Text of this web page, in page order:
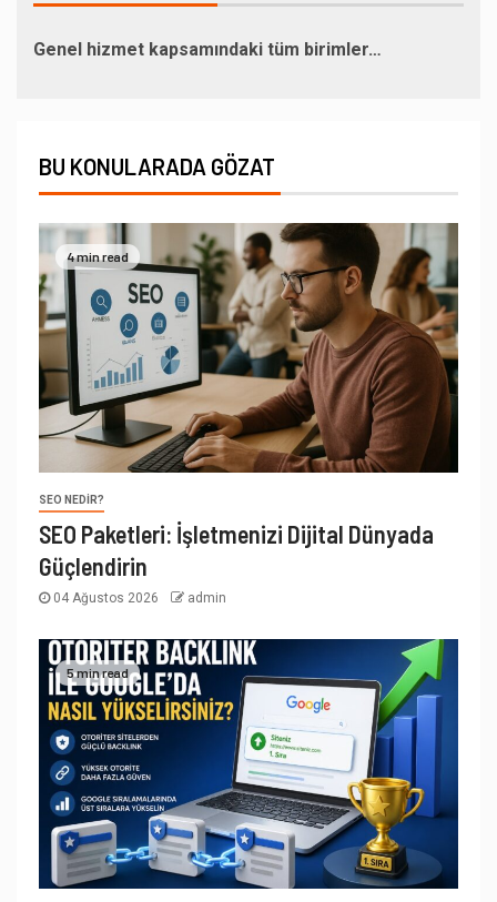
Genel hizmet kapsamındaki tüm birimler…
BU KONULARADA GÖZAT
4 min read
SEO NEDIR?
SEO Paketleri: İşletmenizi Dijital Dünyada
Güçlendirin
04 Ağustos 2026 admin
5 min read